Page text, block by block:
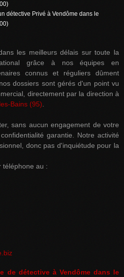
détective Privé à Vendôme dans le
les meilleurs délais sur toute la
grâce à nos équipes en
connus et réguliers dûment
dossiers sont gérés d'un point vu
directement par la direction à
Bains (95).
sans aucun engagement de votre
garantie. Notre activité
donc pas d'inquiétude pour la
téléphone au :
de détective à Vendôme dans le